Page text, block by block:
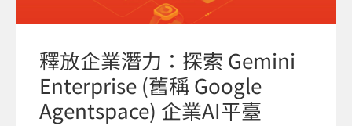
釋放企業潛力：探索 Gemini
Enterprise (舊稱 Google
Agentspace) 企業AI平臺